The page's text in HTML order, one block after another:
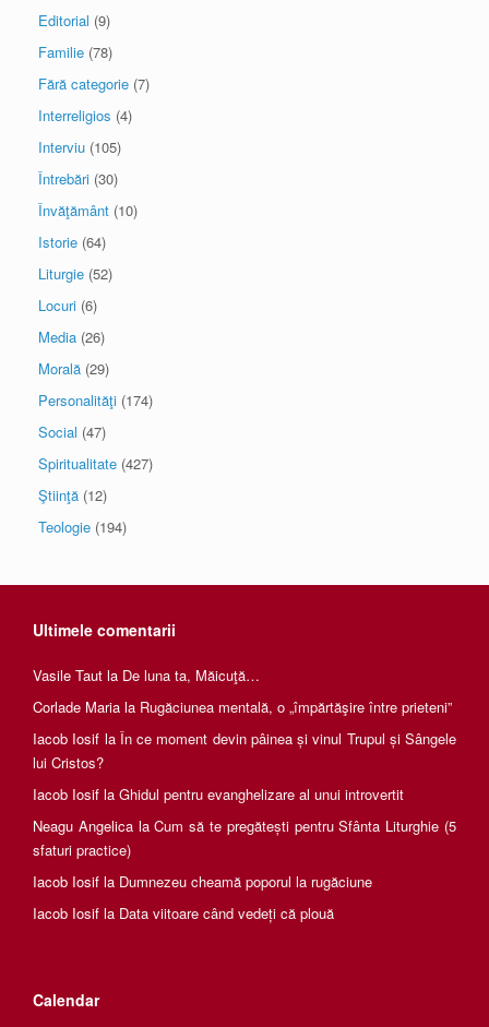
Editorial (9)
Familie (78)
Fără categorie (7)
Interreligios (4)
Interviu (105)
Întrebări (30)
Învăţământ (10)
Istorie (64)
Liturgie (52)
Locuri (6)
Media (26)
Morală (29)
Personalităţi (174)
Social (47)
Spiritualitate (427)
Ştiinţă (12)
Teologie (194)
Ultimele comentarii
Vasile Taut la De luna ta, Măicuţă…
Corlade Maria la Rugăciunea mentală, o „împărtăşire între prieteni”
Iacob Iosif la În ce moment devin pâinea și vinul Trupul și Sângele
lui Cristos?
Iacob Iosif la Ghidul pentru evanghelizare al unui introvertit
Neagu AngelicalaCum să te pregătești pentru Sfânta Liturghie (5
sfaturi practice)
Iacob Iosif la Dumnezeu cheamă poporul la rugăciune
Iacob Iosif la Data viitoare când vedeți că plouă
Calendar